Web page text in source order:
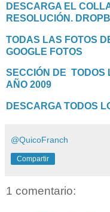
DESCARGA EL
RESOLUCIÓN.
TODAS LAS FOTOS
GOOGLE FOTOS
SECCIÓN DE TODOS
AÑO 2009
DESCARGA TODOS
@QuicoFranch
Compartir
1 comentario: